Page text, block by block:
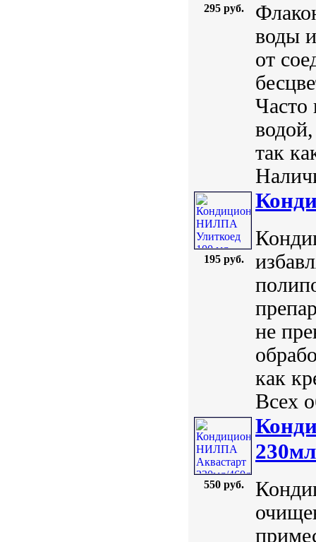
295 руб.
воды
от
Часто
так
195 руб.
не
как
Всех
550 руб.